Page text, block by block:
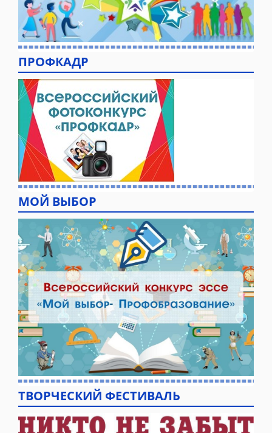
ПРОФКАДР
МОЙ ВЫБОР
ТВОРЧЕСКИЙ ФЕСТИВАЛЬ